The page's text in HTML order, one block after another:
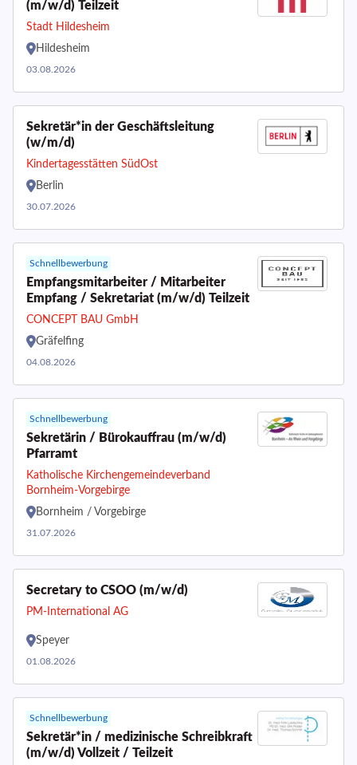
(m/w/d) Teilzeit
Stadt Hildesheim
Hildesheim
03.08.2026
Sekretär*in der Geschäftsleitung
(w/m/d)
Kindertagesstätten SüdOst
Berlin
30.07.2026
Schnellbewerbung
Empfangsmitarbeiter / Mitarbeiter
Empfang / Sekretariat (m/w/d) Teilzeit
CONCEPT BAU GmbH
Gräfelfing
04.08.2026
Schnellbewerbung
Sekretärin / Bürokauffrau (m/w/d)
Pfarramt
Katholische Kirchengemeindeverband
Bornheim-Vorgebirge
Bornheim / Vorgebirge
31.07.2026
Secretary to CSOO (m/w/d)
PM-International AG
Speyer
01.08.2026
Schnellbewerbung
Sekretär*in / medizinische Schreibkraft
(m/w/d) Vollzeit / Teilzeit